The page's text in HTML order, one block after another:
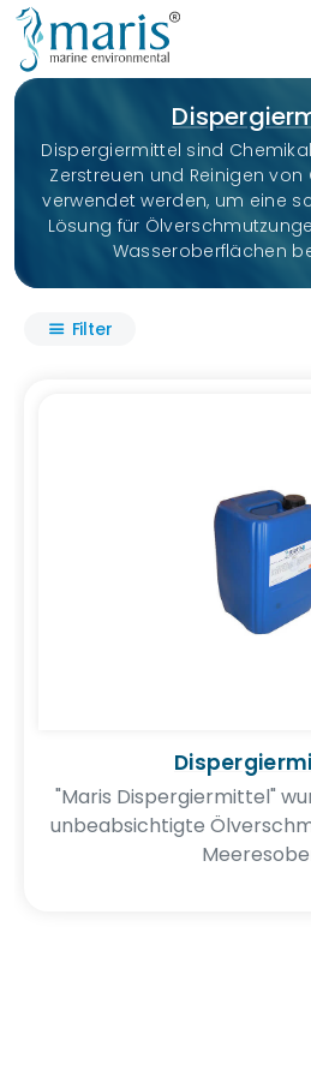
Dispergiermittel sind
Zerstreuen und Reinigen
verwendet werden, um eine
Lösung für
Wasseroberflächen
Filter
"Maris Dispergiermittel"
unbeabsichtigte